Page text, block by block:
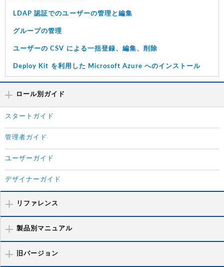
LDAP 認証でのユーザーの管理と編集
グループの管理
ユーザーの CSV による一括登録、編集、削除
Deploy Kit を利用した Microsoft Azure へのインストール
ロール別ガイド
スタートガイド
管理者ガイド
ユーザーガイド
デザイナーガイド
リファレンス
製品別マニュアル
旧バージョン